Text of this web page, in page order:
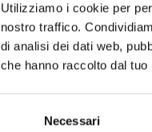
Utilizziamo i cookie per
nostro traffico.
di analisi dei dati web,
che hanno raccolto dal
Necessari
Torna la magia
Sabato 14 giugno
Coppa Risiatori